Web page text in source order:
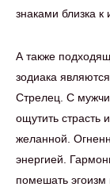
знаками близка к
А также
зодиака
Стрелец. С
ощутить страсть
желанной.
энергией.
помешать эгоизм